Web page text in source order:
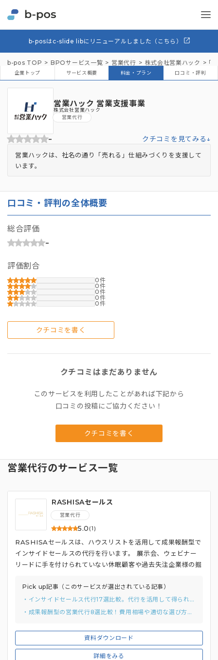
b-posはc-slide libにリニューアルしました（こちら）
b-pos TOP BPOサービス一覧 営業代行 株式会社営業ハック 「
企業トップ サービス概要 料金・プラン 口コミ・評判
営業ハック 営業支援事業
株式会社営業ハック
営業代行
- クチコミを見てみる↓
営業ハックは、社名の通り「売れる」仕組みづくりを支援して
います。
口コミ・評判の全体概要
総合評価
-
評価割合
0
0
0
0
0
クチコミを書く
クチコミはまだありません
このサービスを利用したことがあれば下記から
口コミの投稿にご協力ください！
クチコミを書く
営業代行のサービス一覧
RASHISAセールス
営業代行
5.0 (1)
資料ダウンロード
詳細をみる
RASHISAセールスは、ハウスリストを活用して成果報酬型で
インサイドセールスの代行を行います。 展示会、ウェビナー
リードに手を付けられていない休眠顧客や過去失注企業様の掘
Pick up記事（このサービスが選出されている記事）
・インサイドセールス代行17選比較。代行を活用して得られる意外なメリットまで解説
・成果報酬型の営業代行8選比較！費用相場や適切な選び方まで徹底解説